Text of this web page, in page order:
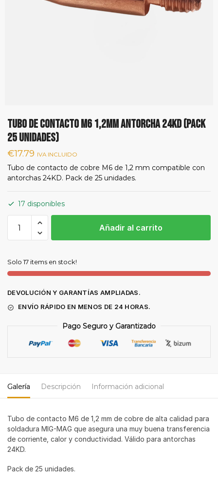
TUBO DE CONTACTO M6 1,2MM ANTORCHA 24KD (PACK
25 UNIDADES)
€17.79 IVA INCLUIDO
Tubo de contacto de cobre M6 de 1,2 mm compatible con
antorchas 24KD. Pack de 25 unidades.
17 disponibles
1,2MM
ANTORCHA
24KD
25
Añadir al carrito
Solo 17 items en stock!
DEVOLUCIÓN Y GARANTÍAS AMPLIADAS.
ENVÍO RÁPIDO EN MENOS DE 24 HORAS.
Pago Seguro y Garantizado
Galería Descripción Información adicional
Tubo de contacto M6 de 1,2 mm de cobre de alta calidad para
soldadura MIG-MAG que asegura una muy buena transferencia
de corriente, calor y conductividad. Válido para antorchas
24KD.
Pack de 25 unidades.